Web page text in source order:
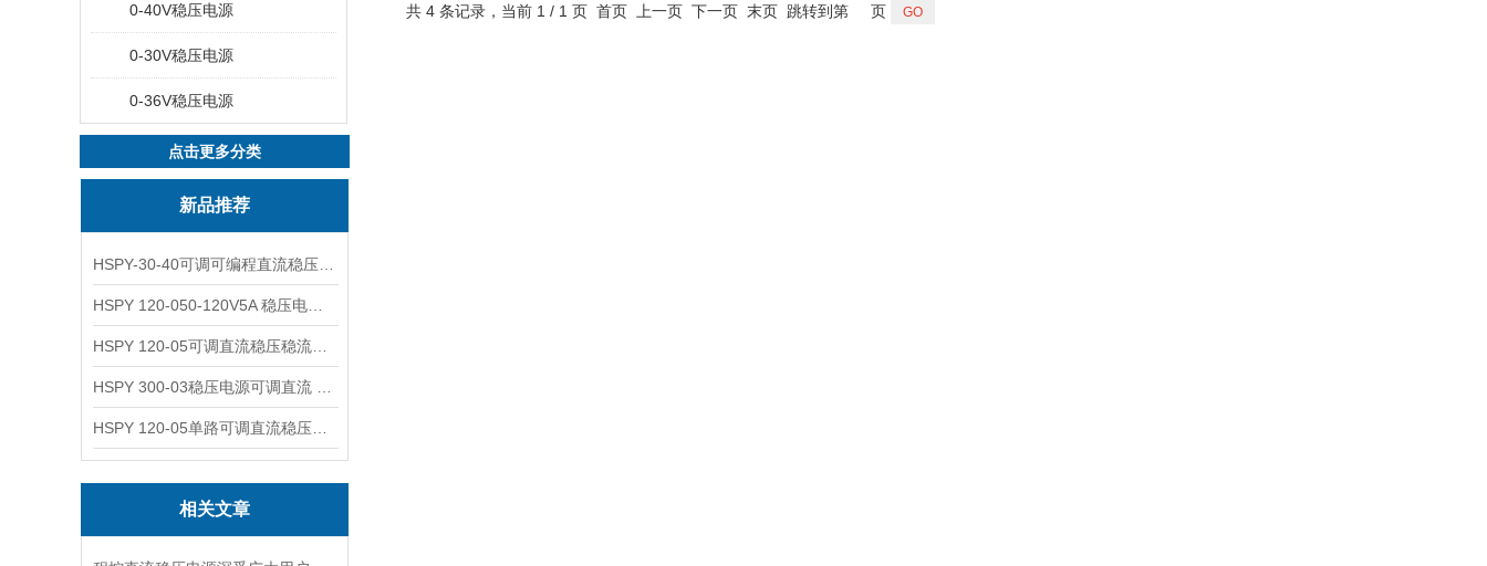
0-40V稳压电源
0-30V稳压电源
0-36V稳压电源
点击更多分类
新品推荐
相关文章
共 4 条记录，当前 1 / 1 页 首页 上一页 下一页 末页 跳转到第 页